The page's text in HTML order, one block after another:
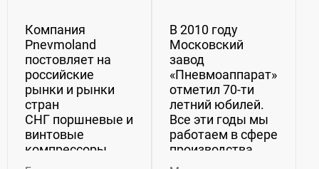
Компания
Pnevmoland
постовляет на
российские
рынки и рынки
стран
СНГ поршневые и
винтовые
компрессоры
брендов Remeza,
В 2010 году
Московский
завод
«Пневмоаппарат»
отметил 70-ти
летний юбилей.
Все эти годы мы
работаем в сфере
производства
компонентов